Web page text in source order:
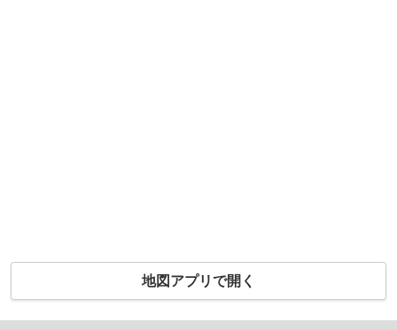
地図アプリで開く